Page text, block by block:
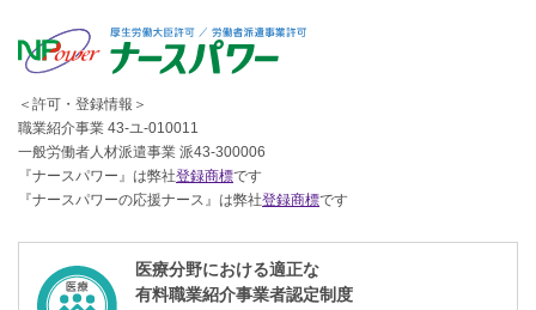
＜許可・登録情報＞
職業紹介事業 43-ユ-010011
一般労働者人材派遣事業 派43-300006
『ナースパワー』は弊社登録商標です
『ナースパワーの応援ナース』は弊社登録商標です
医療分野における適正な
有料職業紹介事業者認定制度